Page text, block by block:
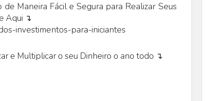
Maneira Fácil e Segura para Realizar Seus
Aqui ↴
investimentos-para-iniciantes
e Multiplicar o seu Dinheiro o ano todo ↴